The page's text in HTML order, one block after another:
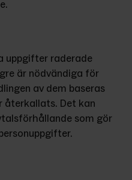
uppgifter raderade
är nödvändiga för
av dem baseras
återkallats. Det kan
som gör